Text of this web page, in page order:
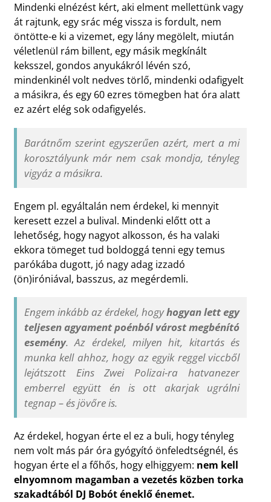
Mindenki elnézést kért, aki elment mellettünk vagy
át rajtunk, egy srác még vissza is fordult, nem
öntötte-e ki a vizemet, egy lány megölelt, miután
véletlenül rám billent, egy másik megkínált
keksszel, gondos anyukákról lévén szó,
mindenkinél volt nedves törlő, mindenki odafigyelt
a másikra, és egy 60 ezres tömegben hat óra alatt
ez azért elég sok odafigyelés.
Barátnőm szerint egyszerűen azért, mert a mi
korosztályunk már nem csak mondja, tényleg
vigyáz a másikra.
Engem pl. egyáltalán nem érdekel, ki mennyit
keresett ezzel a bulival. Mindenki előtt ott a
lehetőség, hogy nagyot alkosson, és ha valaki
ekkora tömeget tud boldoggá tenni egy temus
parókába dugott, jó nagy adag izzadó
(ön)iróniával, basszus, az megérdemli.
Engem inkább az érdekel, hogyhogyan lett egy
teljesen agyament poénból várost megbénító
esemény. Az érdekel, milyen hit, kitartás és
munka kell ahhoz, hogy az egyik reggel viccből
lejátszott Eins Zwei Polizai-ra hatvanezer
emberrel együtt én is ott akarjak ugrálni
tegnap – és jövőre is.
Az érdekel, hogyan érte el ez a buli, hogy tényleg
nem volt más pár óra gyógyító önfeledtségnél, és
hogyan érte el a főhős, hogy elhiggyem: nem kell
elnyomnom magamban a vezetés közben torka
szakadtából DJ Bobót éneklő énemet.